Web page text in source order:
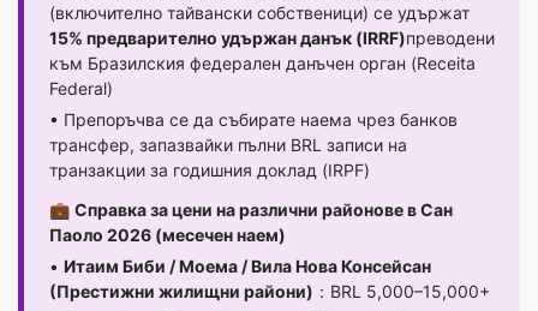
(включително тайвански собственици) се удържат
15% предварително удържан данък (IRRF)преводени
към Бразилския федерален данъчен орган (Receita
Federal)
• Препоръчва се да събирате наема чрез банков
трансфер, запазвайки пълни BRL записи на
транзакции за годишния доклад (IRPF)
💼 Справка за цени на различни районове в Сан
Паоло 2026 (месечен наем)
• Итаим Биби / Моема / Вила Нова Консейсан
(Престижни жилищни райони) ：BRL 5,000–15,000+